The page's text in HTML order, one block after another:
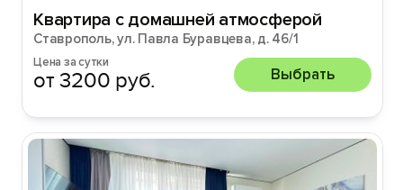
Квартира с домашней атмосферой
Ставрополь, ул. Павла Буравцева, д. 46/1
Цена за сутки
от 3200 руб. Выбрать